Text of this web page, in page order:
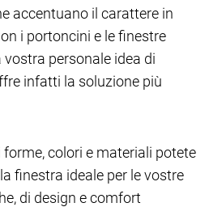
accentuano il carattere in
i portoncini e le finestre
personale idea di
infatti la soluzione più
colori e materiali potete
finestra ideale per le vostre
di design e comfort